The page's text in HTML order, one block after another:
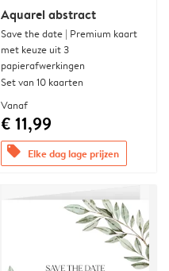
Aquarel abstract
Save the date | Premium kaart
met keuze uit 3
papierafwerkingen
Set van 10 kaarten
Vanaf
€ 11,99
offers Elke dag lage prijzen